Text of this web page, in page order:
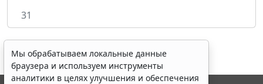
31
Мы обрабатываем локальные данные
браузера и используем инструменты
аналитики в целях улучшения и обеспечения